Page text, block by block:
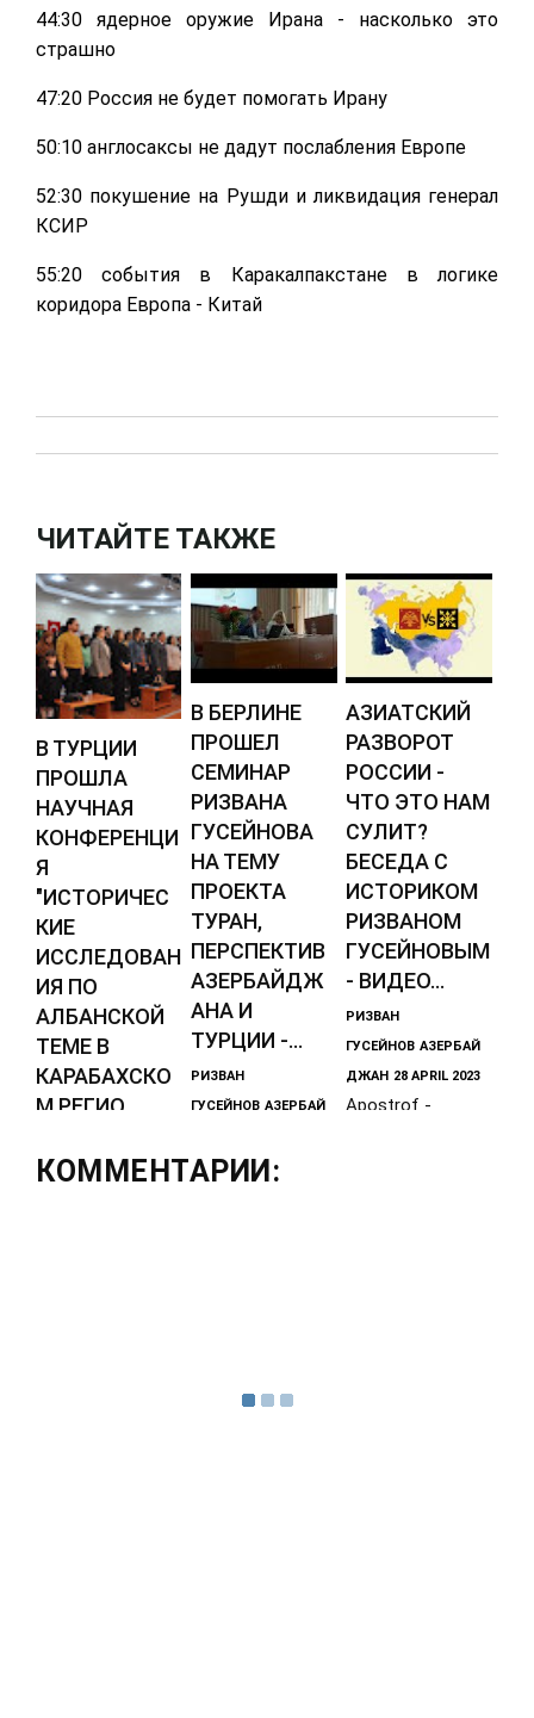
44:30 ядерное оружие Ирана - насколько это
страшно
47:20 Россия не будет помогать Ирану
50:10 англосаксы не дадут послабления Европе
52:30 покушение на Рушди и ликвидация генерал
КСИР
55:20 события в Каракалпакстане в логике
коридора Европа - Китай
ЧИТАЙТЕ ТАКЖЕ
В ТУРЦИИ
ПРОШЛА
НАУЧНАЯ
КОНФЕРЕНЦИ
Я
"ИСТОРИЧЕС
КИЕ
ИССЛЕДОВАН
ИЯ ПО
АЛБАНСКОЙ
ТЕМЕ В
КАРАБАХСКО
М РЕГИО...
ГУСЕЙНОВ
АЗЕРБАЙ
В БЕРЛИНЕ
ПРОШЕЛ
СЕМИНАР
РИЗВАНА
ГУСЕЙНОВА
НА ТЕМУ
ПРОЕКТА
ТУРАН,
ПЕРСПЕКТИВ
АЗЕРБАЙДЖ
АНА И
ТУРЦИИ -...
РИЗВАН
ГУСЕЙНОВ АЗЕРБАЙ
31 мая при
АЗИАТСКИЙ
РАЗВОРОТ
РОССИИ -
ЧТО ЭТО НАМ
СУЛИТ?
БЕСЕДА С
ИСТОРИКОМ
РИЗВАНОМ
ГУСЕЙНОВЫМ
- ВИДЕО...
РИЗВАН
ГУСЕЙНОВ АЗЕРБАЙ
ДЖАН 28 APRIL 2023
Apostrof -
КОММЕНТАРИИ: